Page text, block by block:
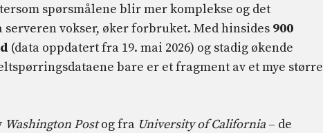
spørsmålene blir mer komplekse og det
vokser, øker forbruket. Med hinsides 900
(data oppdatert fra 19. mai 2026) og stadig økende
bare er et fragment av et mye større
Washington Postog fra University of California – de